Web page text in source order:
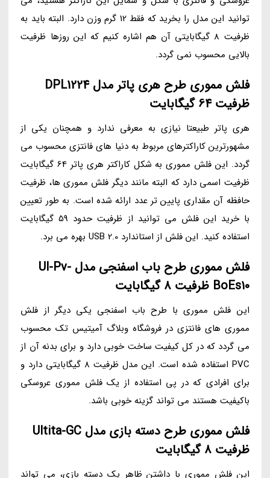
توانید این مدل را بخرید که فقط 12 گرم وزن دارد. البته باید به
ظرفیت 8 گیگابایتی آن هم اشاره کنیم که این روزها ظرفیت
بالایی محسوب نمی گردد.
فلش مموری طرح هری پاتر مدل DPL1224
ظرفیت 64 گیگابایت
هری پاتر طبیعتا نیازی به معرفی ندارد و همچنان یکی از
مشهورترین کاراکترهای مربوط به دنیا های فانتزی محسوب می
گردد. این فلش مموری به شکل کاراکتر هری پاتر 64 گیگابایت
ظرفیت اسمی دارد که البته مانند دیگر فلش مموری ها، ظرفیت
حافظه آن مقداری پایین تر عدد ارائه شده است. به طور تعیین
با خرید این فلش می توانید از ظرفیت حدود 59 گیگابایت
استفاده کنید. این فلش از استاندارد USB 2.0 بهره می برد.
فلش مموری طرح باب اسفنجی مدل Ul-Pv-
BoEs10 ظرفیت 8 گیگابایت
این فلش مموری با طرح باب اسفنجی یکی دیگر از فلش
مموری های فانتزی در فروشگاه وبلاگ آمیتیس تک محسوب
می گردد که در کل کیفیت ساخت خوبی دارد و برای بدنه آن از
PVC استفاده شده است. این مدل ظرفیت 8 گیگابایتی دارد و
برای افرادی که در پی استفاده از یک فلش مموری عروسکی
باکیفیت هستند می تواند گزینه خوبی باشد.
فلش مموری طرح دسته بازی مدل Ultita-GC
ظرفیت 8 گیگابایت
این فلش مموری با داشتن ظاهر یک دسته بازی، می تواند